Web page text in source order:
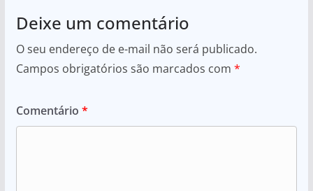
Deixe um comentário
O seu endereço de e-mail não será publicado.
Campos obrigatórios são marcados com *
Comentário *